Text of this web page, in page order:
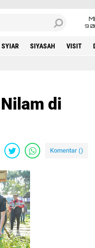
9
SYIAR SIYASAH VISIT
di
Komentar ()